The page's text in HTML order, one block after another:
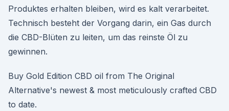
Produktes erhalten bleiben, wird es kalt verarbeitet.
Technisch besteht der Vorgang darin, ein Gas durch
die CBD-Blüten zu leiten, um das reinste Öl zu
gewinnen.
Buy Gold Edition CBD oil from The Original
Alternative's newest & most meticulously crafted CBD
to date.